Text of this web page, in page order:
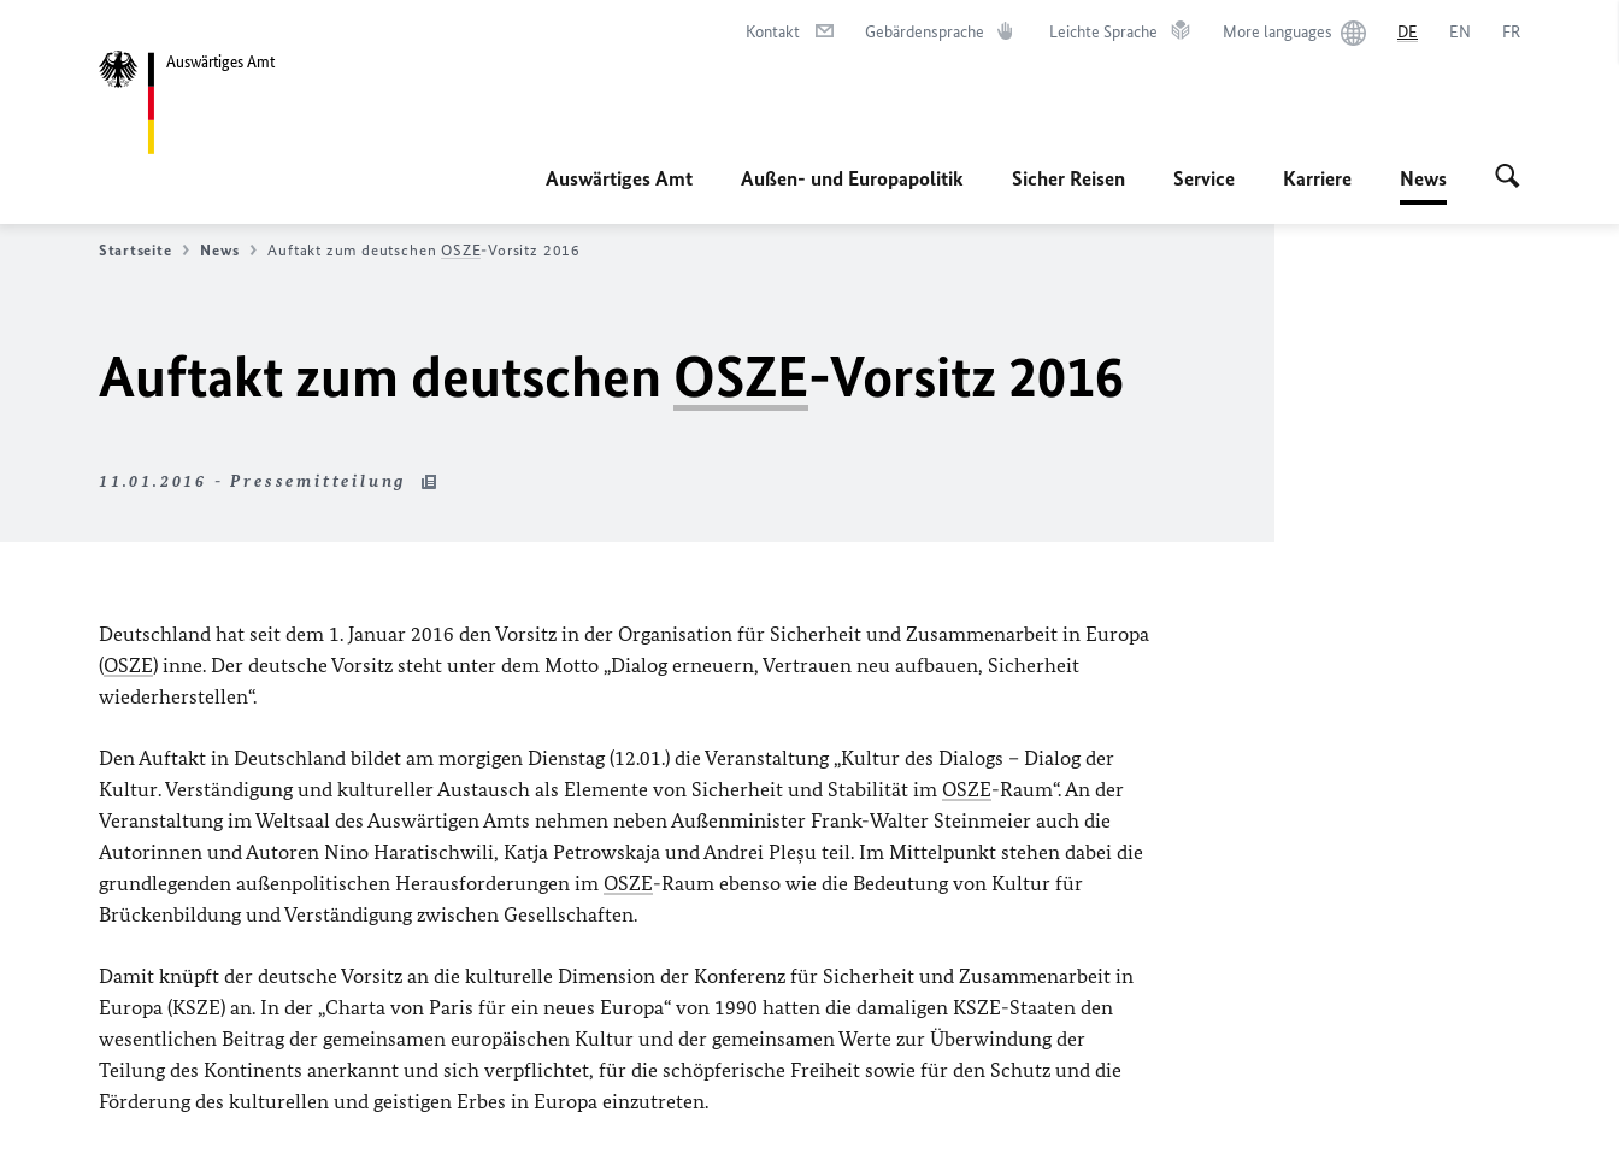
Auswärtiges Amt
Kontakt Gebärdensprache Leichte Sprache More languages DE EN FR
Auswärtiges Amt Außen- und Europapolitik Sicher Reisen Service Karriere News
Startseite News Auftakt zum deutschenOSZE-Vorsitz 2016
Auftakt zum deutschen OSZE-Vorsitz 2016
11.01.2016 - Pressemitteilung
Deutschland hat seit dem 1. Januar 2016 den Vorsitz in der Organisation für Sicherheit und Zusammenarbeit in Europa
(OSZE) inne. Der deutsche Vorsitz steht unter dem Motto „Dialog erneuern, Vertrauen neu aufbauen, Sicherheit
wiederherstellen“.
Den Auftakt in Deutschland bildet am morgigen Dienstag (12.01.) die Veranstaltung „Kultur des Dialogs – Dialog der
Kultur. Verständigung und kultureller Austausch als Elemente von Sicherheit und Stabilität im OSZE-Raum“. An der
Veranstaltung im Weltsaal des Auswärtigen Amts nehmen neben Außenminister Frank-Walter Steinmeier auch die
Autorinnen und Autoren Nino Haratischwili, Katja Petrowskaja und Andrei Pleșu teil. Im Mittelpunkt stehen dabei die
grundlegenden außenpolitischen Herausforderungen im OSZE-Raum ebenso wie die Bedeutung von Kultur für
Brückenbildung und Verständigung zwischen Gesellschaften.
Damit knüpft der deutsche Vorsitz an die kulturelle Dimension der Konferenz für Sicherheit und Zusammenarbeit in
Europa (KSZE) an. In der „Charta von Paris für ein neues Europa“ von 1990 hatten die damaligen KSZE-Staaten den
wesentlichen Beitrag der gemeinsamen europäischen Kultur und der gemeinsamen Werte zur Überwindung der
Teilung des Kontinents anerkannt und sich verpflichtet, für die schöpferische Freiheit sowie für den Schutz und die
Förderung des kulturellen und geistigen Erbes in Europa einzutreten.